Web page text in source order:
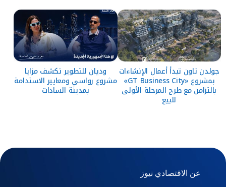
جولدن تاون تبدأ أعمال الإنشاءات
بمشروع «GT Business City»
بالتزامن مع طرح المرحلة الأولى
للبيع
وديان للتطوير تكشف مزايا
مشروع رواسي ومعايير الاستدامة
بمدينة السادات
عن الاقتصادي نيوز